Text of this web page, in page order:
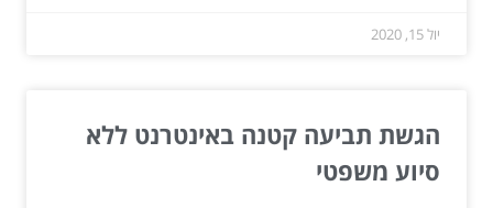
יול 15, 2020
הגשת תביעה קטנה באינטרנט ללא
סיוע משפטי